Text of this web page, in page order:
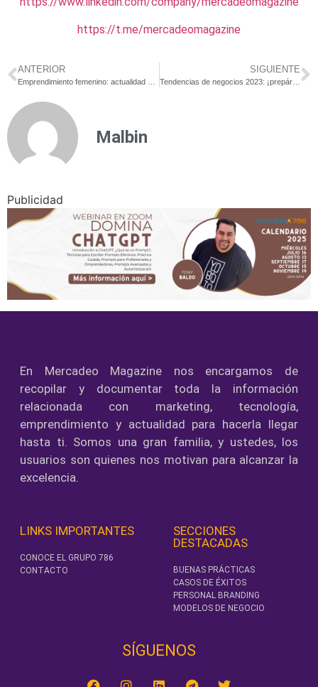
https://t.me/mercadeomagazine
ANTERIOR SIGUIENTE
Tendencias de negocios 2023: ¡prepárate desde ya!
Malbin
Publicidad
En Mercadeo Magazine nos encargamos de
recopilar y documentar toda la información
relacionada con marketing, tecnología,
emprendimiento y actualidad para hacerla llegar
hasta ti. Somos una gran familia, y ustedes, los
usuarios son quienes nos motivan para alcanzar la
excelencia.
LINKS IMPORTANTES
CONOCE EL GRUPO 786
CONTACTO
SECCIONES
DESTACADAS
BUENAS PRÁCTICAS
CASOS DE ÉXITOS
PERSONAL BRANDING
MODELOS DE NEGOCIO
SÍGUENOS‎